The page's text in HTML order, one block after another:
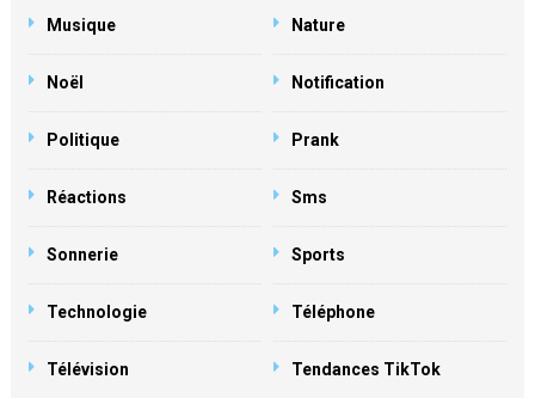
Musique Nature
Noël Notification
Politique Prank
Réactions Sms
Sonnerie Sports
Technologie Téléphone
Télévision Tendances TikTok